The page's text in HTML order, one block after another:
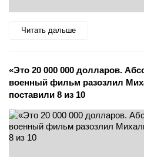
Читать дальше
«Это 20 000 000 долларов.
военный фильм разозлил
поставили 8 из 10